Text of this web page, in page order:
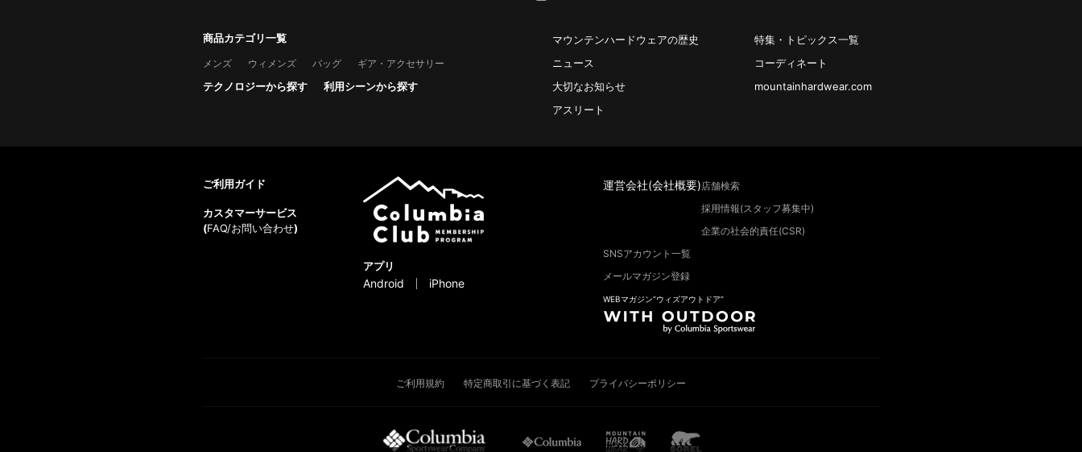
商品カテゴリ一覧
メンズ ウィメンズ バッグ ギア・アクセサリー
テクノロジーから探す 利用シーンから探す
マウンテンハードウェアの歴史
ニュース
大切なお知らせ
アスリート
特集・トピックス一覧
コーディネート
mountainhardwear.com
ご利用ガイド
カスタマーサービス
(FAQ/お問い合わせ)
アプリ
Android iPhone
運営会社(会社概要)店舗検索
採用情報(スタッフ募集中)
企業の社会的責任(CSR)
SNSアカウント一覧
メールマガジン登録
WEBマガジン“ウィズアウトドア”
ご利用規約 特定商取引に基づく表記 プライバシーポリシー